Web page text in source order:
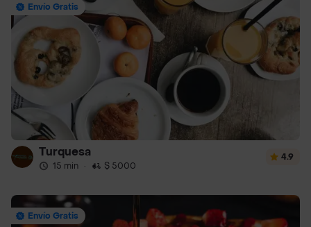
Envío Gratis
Turquesa
15 min · $ 5000
4.9
Envío Gratis